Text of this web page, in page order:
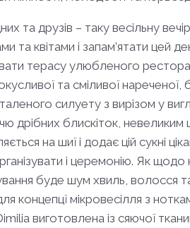
та друзів – таку весільну
та квітами і запам’ятати
терасу улюбленого
та сміливої
силуету з вирізом у
дрібних блискіток,
на шиї і додає цій сукні
і церемонію. Як щодо
буде шум хвиль, волосся
концепцї мікровесілля з
виготовлена із сяючої